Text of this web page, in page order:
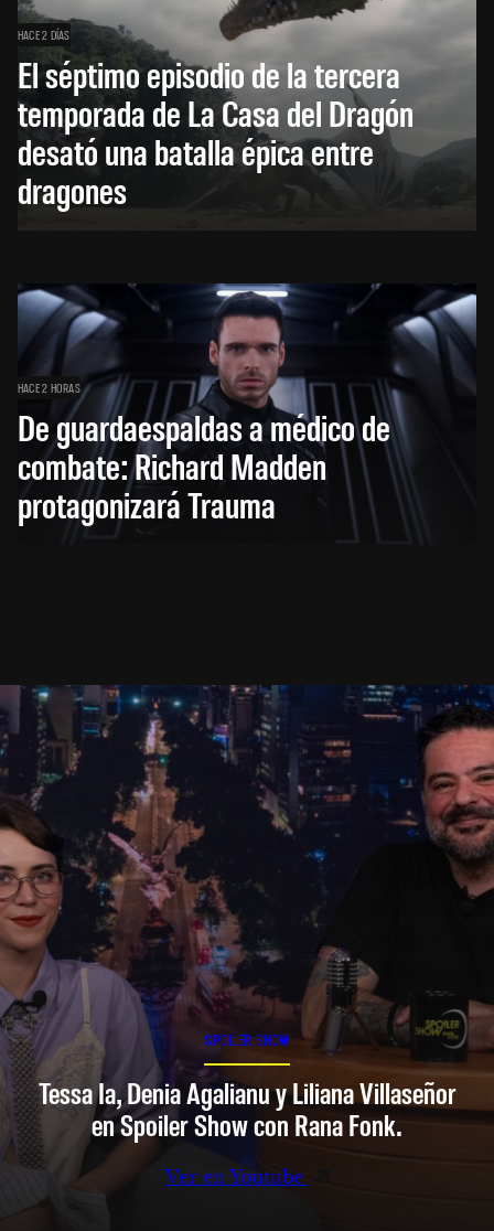
HACE 2 DÍAS
El séptimo episodio de la tercera
temporada de La Casa del Dragón
desató una batalla épica entre
dragones
HACE 2 HORAS
De guardaespaldas a médico de
combate: Richard Madden
protagonizará Trauma
SPOILER SHOW
Tessa Ia, Denia Agalianu y Liliana Villaseñor
en Spoiler Show con Rana Fonk.
Ver en Youtube